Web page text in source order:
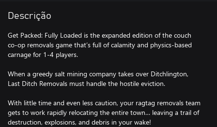
Descrição
Get Packed: Fully Loaded is the expanded edition of the couch
co-op removals game that’s full of calamity and physics-based
carnage for 1-4 players.
When a greedy salt mining company takes over Ditchlington,
Last Ditch Removals must handle the hostile eviction.
With little time and even less caution, your ragtag removals team
gets to work rapidly relocating the entire town… leaving a trail of
destruction, explosions, and debris in your wake!